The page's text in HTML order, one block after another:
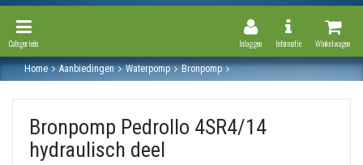
Winkelwagen
Toggle
Informatie
Inloggen
Toggle Navigation
Categorieën
Home Aanbiedingen Waterpomp
Bronpomp
Bronpomp Pedrollo 4SR4/14
hydraulisch deel